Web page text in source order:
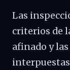
Las
criterios de
afinado y